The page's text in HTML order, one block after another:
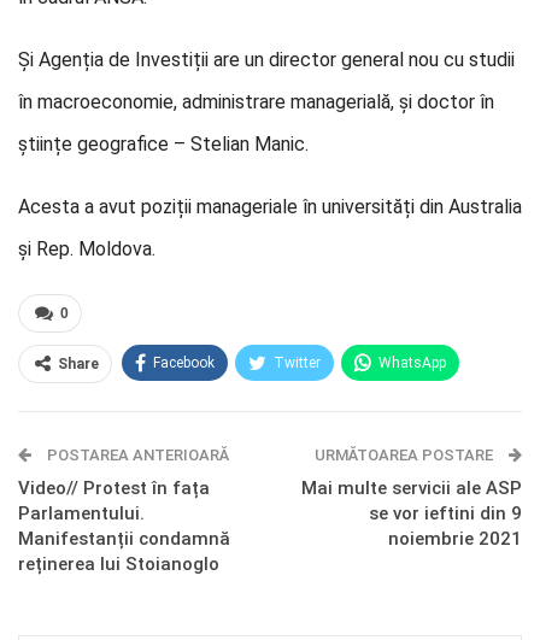
Și Agenția de Investiții are un director general nou cu studii
în macroeconomie, administrare managerială, și doctor în
științe geografice – Stelian Manic.
Acesta a avut poziții manageriale în universități din Australia
și Rep. Moldova.
0
Share Facebook Twitter WhatsApp
Telegram OK.ru
POSTAREA ANTERIOARĂ
Video// Protest în fața
Parlamentului.
Manifestanții condamnă
reținerea lui Stoianoglo
URMĂTOAREA POSTARE
Mai multe servicii ale ASP
se vor ieftini din 9
noiembrie 2021